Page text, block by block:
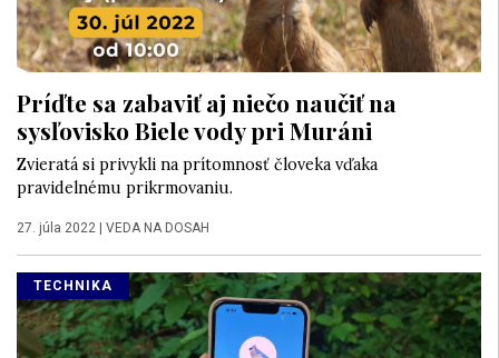
Príďte sa zabaviť aj niečo naučiť na
sysľovisko Biele vody pri Muráni
Zvieratá si privykli na prítomnosť človeka vďaka
pravidelnému prikrmovaniu.
27. júla 2022 | VEDA NA DOSAH
TECHNIKA